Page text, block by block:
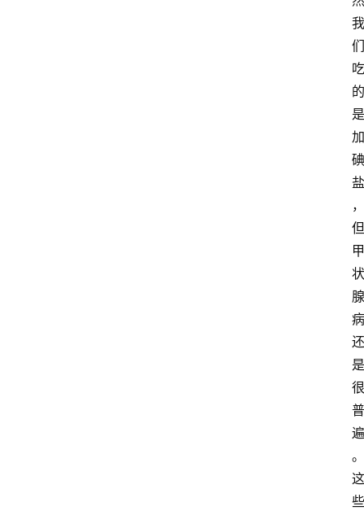
我
们
吃
的
是
加
碘
盐
，
但
甲
状
腺
病
还
是
很
普
遍
。
这
些